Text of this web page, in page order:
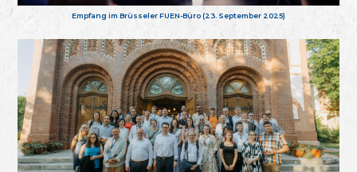
Empfang im Brüsseler FUEN-Büro (23. September 2025)